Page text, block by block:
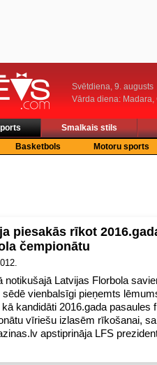
Svētdiena, 9. augusts
Vārda diena: Madara,
Smalkais stils
Basketbols Motoru sports
piesakās rīkot
čempionātu
notikušajā Latvijas Florbola
sēdē vienbalsīgi pieņemts
kā kandidāti 2016.gada pasaules
vīriešu izlasēm rīkošanai,
apstiprināja LFS